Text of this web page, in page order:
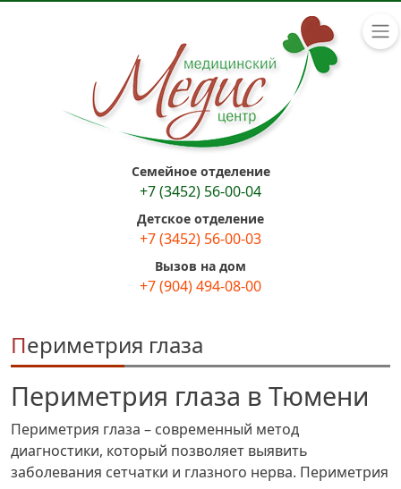
Семейное отделение
+7 (3452) 56-00-04
Детское отделение
+7 (3452) 56-00-03
Вызов на дом
+7 (904) 494-08-00
Периметрия глаза
Периметрия глаза в Тюмени
Периметрия глаза – современный метод
диагностики, который позволяет выявить
заболевания сетчатки и глазного нерва. Периметрия